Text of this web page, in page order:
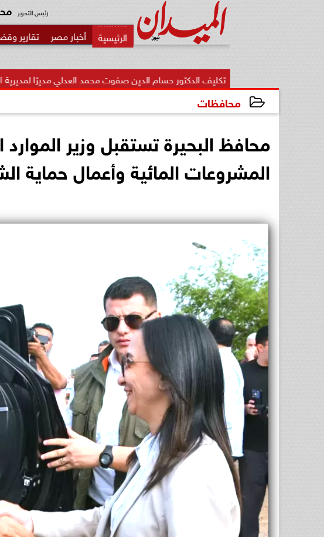
رئيس التحرير
أخبار مصر تقارير
تكليف الدكتور حسام الدين صفوت محمد العدلي مديرًا لمديرية الشئون...
محافظات
محافظ البحيرة تستقبل وزير
المشروعات المائية وأعمال حماية